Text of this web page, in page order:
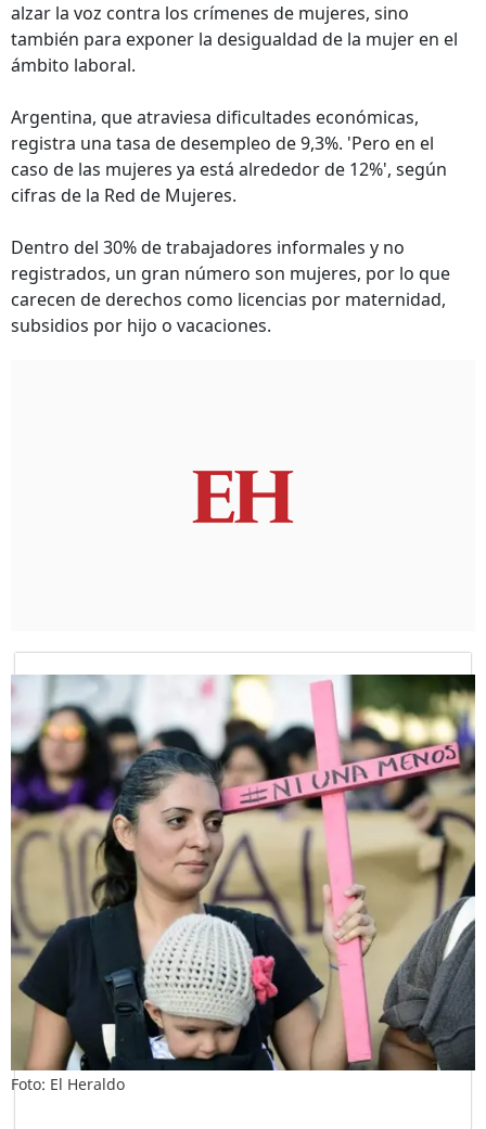
alzar la voz contra los crímenes de mujeres, sino
también para exponer la desigualdad de la mujer en el
ámbito laboral.
Argentina, que atraviesa dificultades económicas,
registra una tasa de desempleo de 9,3%. 'Pero en el
caso de las mujeres ya está alrededor de 12%', según
cifras de la Red de Mujeres.
Dentro del 30% de trabajadores informales y no
registrados, un gran número son mujeres, por lo que
carecen de derechos como licencias por maternidad,
subsidios por hijo o vacaciones.
Foto: El Heraldo